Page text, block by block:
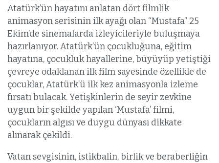
Atatürk’ün hayatını anlatan dört filmlik
animasyon serisinin ilk ayağı olan “Mustafa” 25
Ekim’de sinemalarda izleyicileriyle buluşmaya
hazırlanıyor. Atatürk’ün çocukluğuna, eğitim
hayatına, çocukluk hayallerine, büyüyüp yetiştiği
çevreye odaklanan ilk film sayesinde özellikle de
çocuklar, Atatürk’ü ilk kez animasyonla izleme
fırsatı bulacak. Yetişkinlerin de seyir zevkine
uygun bir şekilde yapılan ‘Mustafa’ filmi,
çocukların algısı ve duygu dünyası dikkate
alınarak çekildi.
Vatan sevgisinin, istikbalin, birlik ve beraberliğin